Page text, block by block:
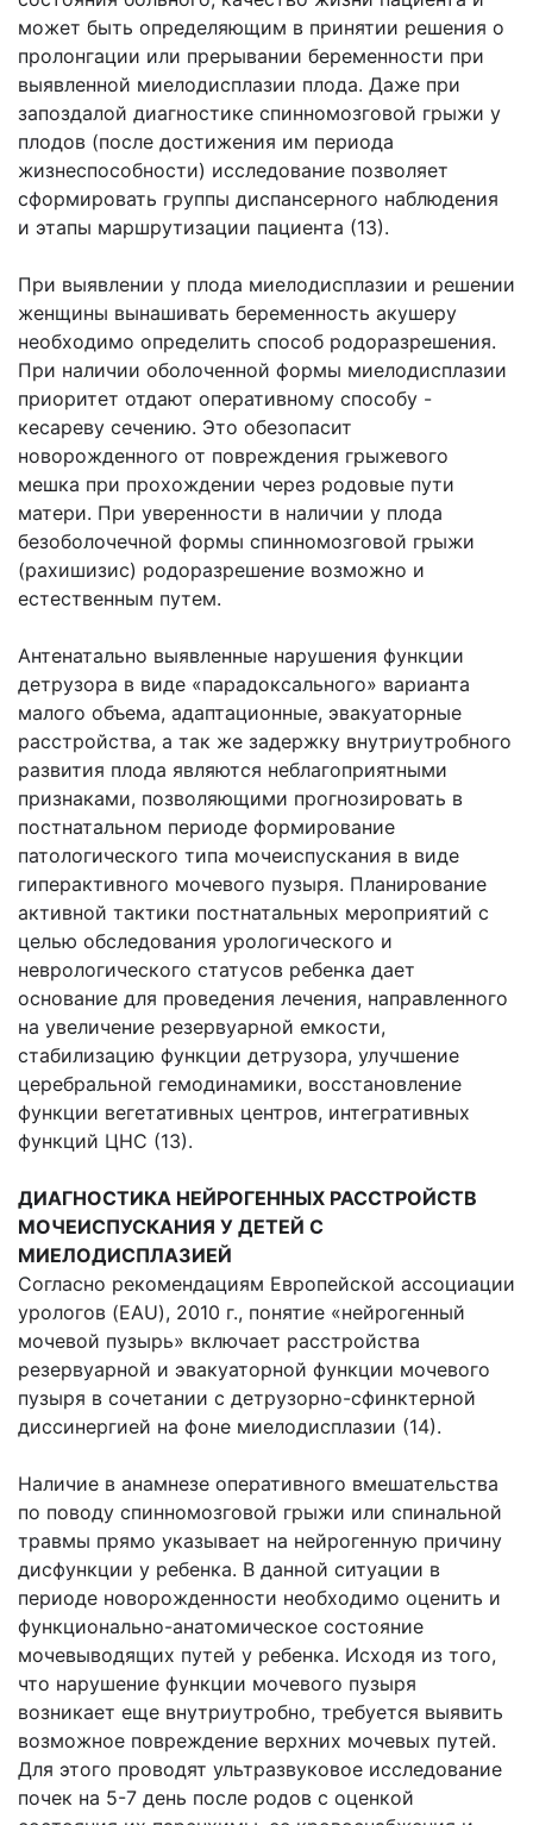
может быть определяющим в принятии решения о
пролонгации или прерывании беременности при
выявленной миелодисплазии плода. Даже при
запоздалой диагностике спинномозговой грыжи у
плодов (после достижения им периода
жизнеспособности) исследование позволяет
сформировать группы диспансерного наблюдения
и этапы маршрутизации пациента (13).
При выявлении у плода миелодисплазии и решении
женщины вынашивать беременность акушеру
необходимо определить способ родоразрешения.
При наличии оболоченной формы миелодисплазии
приоритет отдают оперативному способу -
кесареву сечению. Это обезопасит
новорожденного от повреждения грыжевого
мешка при прохождении через родовые пути
матери. При уверенности в наличии у плода
безоболочечной формы спинномозговой грыжи
(рахишизис) родоразрешение возможно и
естественным путем.
Антенатально выявленные нарушения функции
детрузора в виде «парадоксального» варианта
малого объема, адаптационные, эвакуаторные
расстройства, а так же задержку внутриутробного
развития плода являются неблагоприятными
признаками, позволяющими прогнозировать в
постнатальном периоде формирование
патологического типа мочеиспускания в виде
гиперактивного мочевого пузыря. Планирование
активной тактики постнатальных мероприятий с
целью обследования урологического и
неврологического статусов ребенка дает
основание для проведения лечения, направленного
на увеличение резервуарной емкости,
стабилизацию функции детрузора, улучшение
церебральной гемодинамики, восстановление
функции вегетативных центров, интегративных
функций ЦНС (13).
ДИАГНОСТИКА НЕЙРОГЕННЫХ РАССТРОЙСТВ
МОЧЕИСПУСКАНИЯ У ДЕТЕЙ С
МИЕЛОДИСПЛАЗИЕЙ
Согласно рекомендациям Европейской ассоциации
урологов (EAU), 2010 г., понятие «нейрогенный
мочевой пузырь» включает расстройства
резервуарной и эвакуаторной функции мочевого
пузыря в сочетании с детрузорно-сфинктерной
диссинергией на фоне миелодисплазии (14).
Наличие в анамнезе оперативного вмешательства
по поводу спинномозговой грыжи или спинальной
травмы прямо указывает на нейрогенную причину
дисфункции у ребенка. В данной ситуации в
периоде новорожденности необходимо оценить и
функционально-анатомическое состояние
мочевыводящих путей у ребенка. Исходя из того,
что нарушение функции мочевого пузыря
возникает еще внутриутробно, требуется выявить
возможное повреждение верхних мочевых путей.
Для этого проводят ультразвуковое исследование
почек на 5-7 день после родов с оценкой